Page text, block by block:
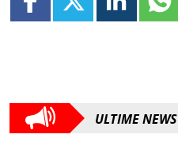
ULTIME NEWS